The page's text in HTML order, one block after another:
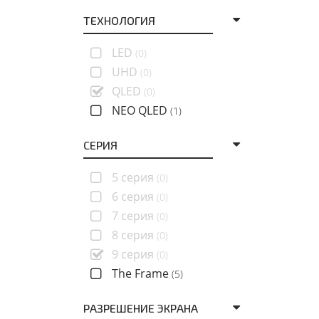
ТЕХНОЛОГИЯ
LED (0)
UHD (0)
QLED (0)
NEO QLED (1)
СЕРИЯ
5 серия (0)
6 серия (0)
7 серия (0)
8 серия (0)
9 серия (0)
The Frame (5)
РАЗРЕШЕНИЕ ЭКРАНА